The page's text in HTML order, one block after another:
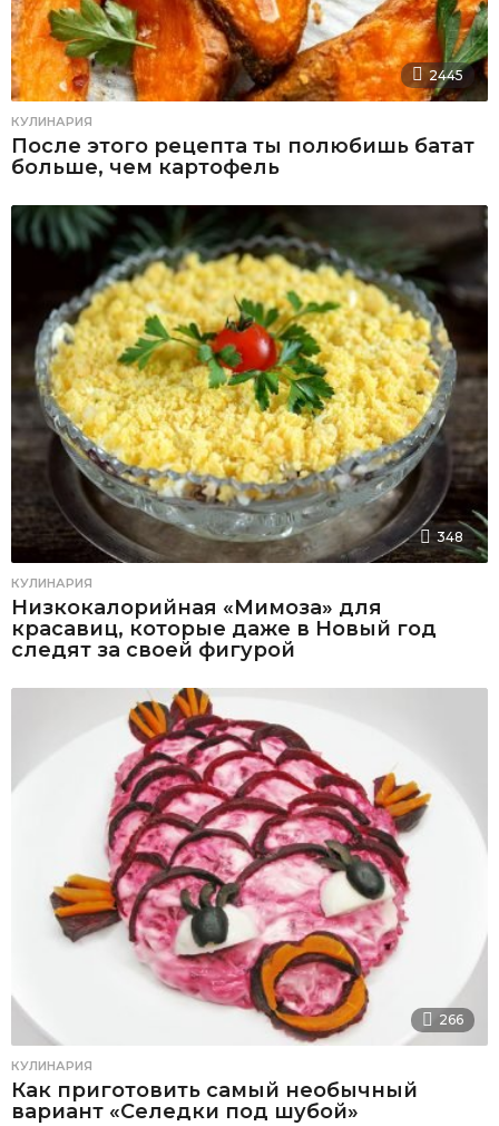
2445
КУЛИНАРИЯ
После этого рецепта ты полюбишь батат
больше, чем картофель
348
КУЛИНАРИЯ
Низкокалорийная «Мимоза» для
красавиц, которые даже в Новый год
следят за своей фигурой
266
КУЛИНАРИЯ
Как приготовить самый необычный
вариант «Селедки под шубой»